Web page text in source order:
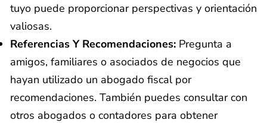
tuyo puede proporcionar perspectivas y orientación
valiosas.
Referencias Y Recomendaciones: Pregunta a
amigos, familiares o asociados de negocios que
hayan utilizado un abogado fiscal por
recomendaciones. También puedes consultar con
otros abogados o contadores para obtener